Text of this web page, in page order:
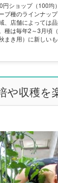
円ショップ（100均
ブ種のラインナッ
、店舗によっては
種は毎年2～3月頃
秋まき用）に新しい
や収穫を